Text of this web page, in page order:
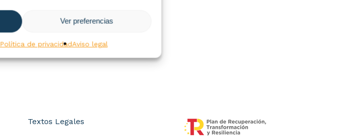
Ver preferencias
Política de privacidadAviso legal
Textos Legales